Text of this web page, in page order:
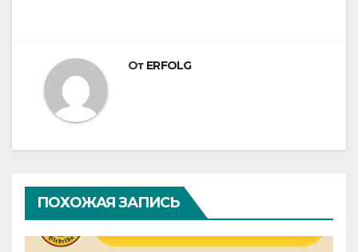
От ERFOLG
ПОХОЖАЯ ЗАПИСЬ